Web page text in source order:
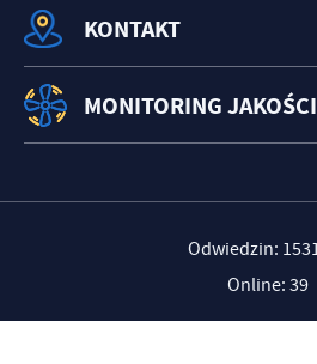
KONTAKT
MONITORING
Odwiedzin:
Online: 39